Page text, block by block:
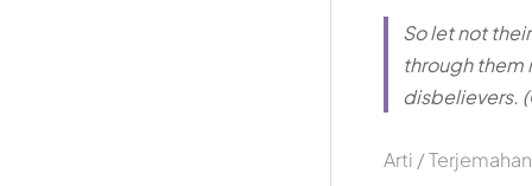
So let not
through them
disbelievers. (
Arti /